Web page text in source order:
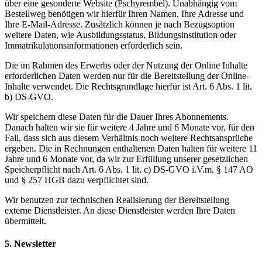
über eine gesonderte Website (Pschyrembel). Unabhängig vom
Bestellweg benötigen wir hierfür Ihren Namen, Ihre Adresse und
Ihre E-Mail-Adresse. Zusätzlich können je nach Bezugsoption
weitere Daten, wie Ausbildungsstatus, Bildungsinstitution oder
Immatrikulationsinformationen erforderlich sein.
Die im Rahmen des Erwerbs oder der Nutzung der Online Inhalte
erforderlichen Daten werden nur für die Bereitstellung der Online-
Inhalte verwendet. Die Rechtsgrundlage hierfür ist Art. 6 Abs. 1 lit.
b) DS-GVO.
Wir speichern diese Daten für die Dauer Ihres Abonnements.
Danach halten wir sie für weitere 4 Jahre und 6 Monate vor, für den
Fall, dass sich aus diesem Verhältnis noch weitere Rechtsansprüche
ergeben. Die in Rechnungen enthaltenen Daten halten für weitere 11
Jahre und 6 Monate vor, da wir zur Erfüllung unserer gesetzlichen
Speicherpflicht nach Art. 6 Abs. 1 lit. c) DS-GVO i.V.m. § 147 AO
und § 257 HGB dazu verpflichtet sind.
Wir benutzen zur technischen Realisierung der Bereitstellung
externe Dienstleister. An diese Dienstleister werden Ihre Daten
übermittelt.
5. Newsletter